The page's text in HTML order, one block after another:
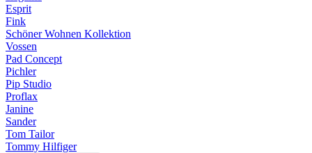
Esprit
Fink
Schöner Wohnen Kollektion
Vossen
Pad Concept
Pichler
Pip Studio
Proflax
Janine
Sander
Tom Tailor
Tommy Hilfiger